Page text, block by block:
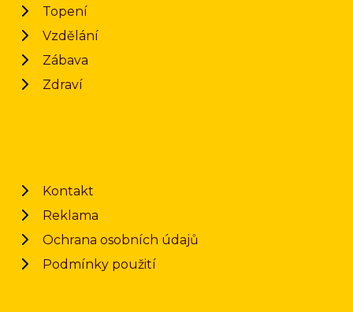
Topení
Vzdělání
Zábava
Zdraví
Kontakt
Reklama
Ochrana osobních údajů
Podmínky použití